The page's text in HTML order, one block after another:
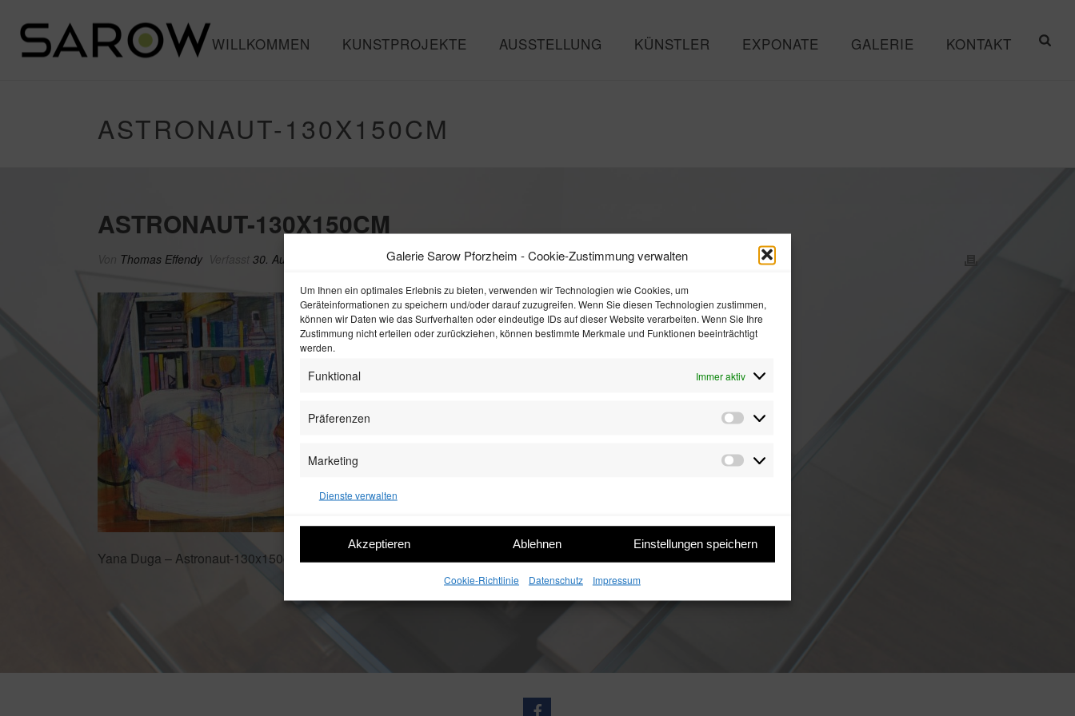
Galerie Sarow Pforzheim - Cookie-Zustimmung verwalten
Um Ihnen ein optimales Erlebnis zu bieten, verwenden wir Technologien wie Cookies, um
Geräteinformationen zu speichern und/oder darauf zuzugreifen. Wenn Sie diesen Technologien zustimmen,
können wir Daten wie das Surfverhalten oder eindeutige IDs auf dieser Website verarbeiten. Wenn Sie Ihre
Zustimmung nicht erteilen oder zurückziehen, können bestimmte Merkmale und Funktionen beeinträchtigt
werden.
Funktional Immer aktiv
Präferenzen
Präferenzen
Marketing
Marketing
Dienste verwalten
Akzeptieren Ablehnen Einstellungen speichern
Cookie-Richtlinie Datenschutz Impressum
WILLKOMMEN KUNSTPROJEKTE AUSSTELLUNG KÜNSTLER EXPONATE GALERIE KONTAKT
ASTRONAUT-130X150CM
ASTRONAUT-130X150CM
Thomas Effendy 30. August 2015
Yana Duga – Astronaut-130x150cm